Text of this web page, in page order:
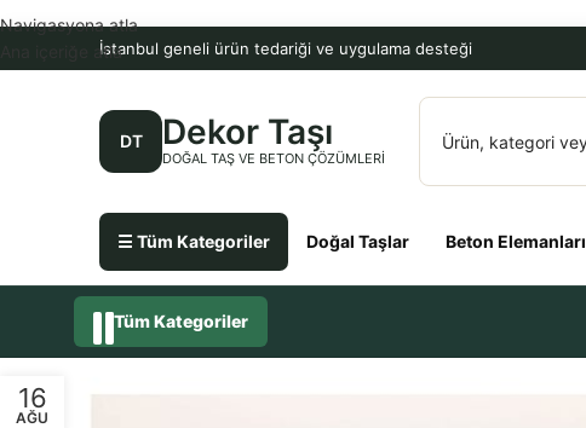
İstanbul geneli ürün tedariği ve uygulama desteği
DT Dekor Taşı
DOĞAL TAŞ VE BETON ÇÖZÜMLERI
☰ Tüm Kategoriler Doğal Taşlar Beton Elemanları
Navigasyona atla
Ana içeriğe atla
Tüm Kategoriler
16
AĞU